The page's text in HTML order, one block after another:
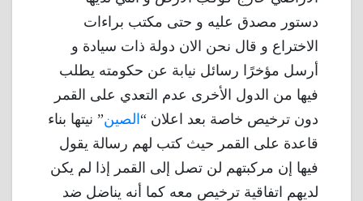
دستور مصدق عليه و حتى مكتب براءات
الاختراع و قال نحن الان دولة ذات سيادة و
أرسل مؤخرًا رسائل نيابة عن حكومته يطلب
فيها من الدول الأخرى عدم التعدي على القمر
دون ترخيص خاصة بعد اعلان “الصين” نيتها بناء
قاعدة على القمر حيث كتب لهم رسالة يقول
فيها إن مركبتهم لن تصل إلى القمر إذا لم يكن
لديهم اتفاقية ترخيص معه كما أنه يناضل ضد